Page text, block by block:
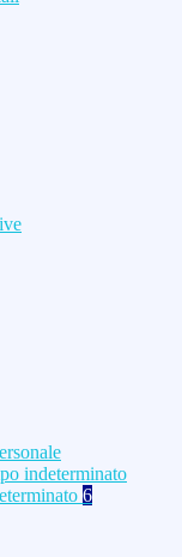
indeterminato
6